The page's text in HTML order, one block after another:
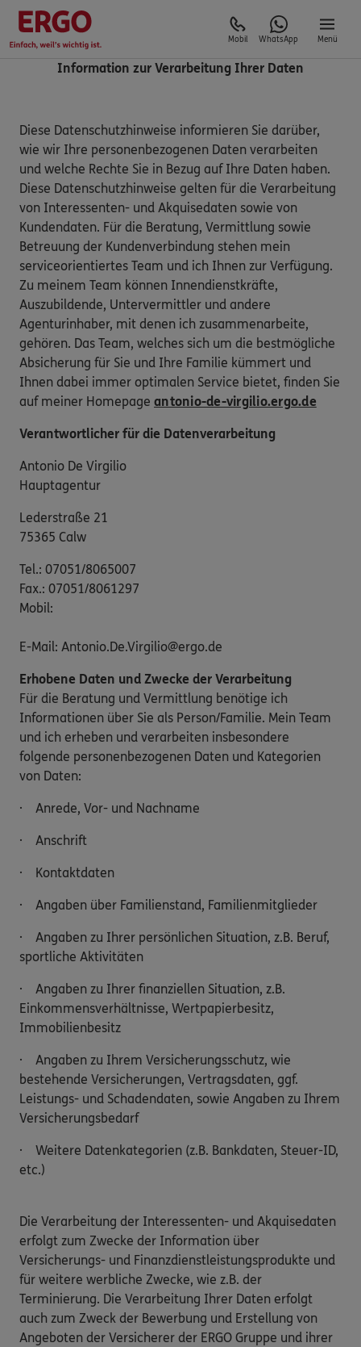
Mobil WhatsApp Menü
Information zur Verarbeitung Ihrer Daten
Diese Datenschutzhinweise informieren Sie darüber,
wie wir Ihre personenbezogenen Daten verarbeiten
und welche Rechte Sie in Bezug auf Ihre Daten haben.
Diese Datenschutzhinweise gelten für die Verarbeitung
von Interessenten- und Akquisedaten sowie von
Kundendaten. Für die Beratung, Vermittlung sowie
Betreuung der Kundenverbindung stehen mein
serviceorientiertes Team und ich Ihnen zur Verfügung.
Zu meinem Team können Innendienstkräfte,
Auszubildende, Untervermittler und andere
Agenturinhaber, mit denen ich zusammenarbeite,
gehören. Das Team, welches sich um die bestmögliche
Absicherung für Sie und Ihre Familie kümmert und
Ihnen dabei immer optimalen Service bietet, finden Sie
auf meiner Homepage antonio-de-virgilio.ergo.de
Verantwortlicher für die Datenverarbeitung
Antonio De Virgilio
Hauptagentur
Lederstraße 21
75365 Calw
Tel.: 07051/8065007
Fax.: 07051/8061297
Mobil:
E-Mail: Antonio.De.Virgilio@ergo.de
Erhobene Daten und Zwecke der Verarbeitung
Für die Beratung und Vermittlung benötige ich
Informationen über Sie als Person/Familie. Mein Team
und ich erheben und verarbeiten insbesondere
folgende personenbezogenen Daten und Kategorien
von Daten:
· Anrede, Vor- und Nachname
· Anschrift
· Kontaktdaten
· Angaben über Familienstand, Familienmitglieder
· Angaben zu Ihrer persönlichen Situation, z.B. Beruf,
sportliche Aktivitäten
· Angaben zu Ihrer finanziellen Situation, z.B.
Einkommensverhältnisse, Wertpapierbesitz,
Immobilienbesitz
· Angaben zu Ihrem Versicherungsschutz, wie
bestehende Versicherungen, Vertragsdaten, ggf.
Leistungs- und Schadendaten, sowie Angaben zu Ihrem
Versicherungsbedarf
· Weitere Datenkategorien (z.B. Bankdaten, Steuer-ID,
etc.)
Die Verarbeitung der Interessenten- und Akquisedaten
erfolgt zum Zwecke der Information über
Versicherungs- und Finanzdienstleistungsprodukte und
für weitere werbliche Zwecke, wie z.B. der
Terminierung. Die Verarbeitung Ihrer Daten erfolgt
auch zum Zweck der Bewerbung und Erstellung von
Angeboten der Versicherer der ERGO Gruppe und ihrer